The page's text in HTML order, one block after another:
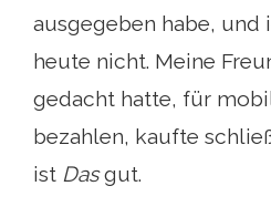
ausgegeben habe, und
heute nicht. Meine
gedacht hatte, für
bezahlen, kaufte
ist Dasgut.